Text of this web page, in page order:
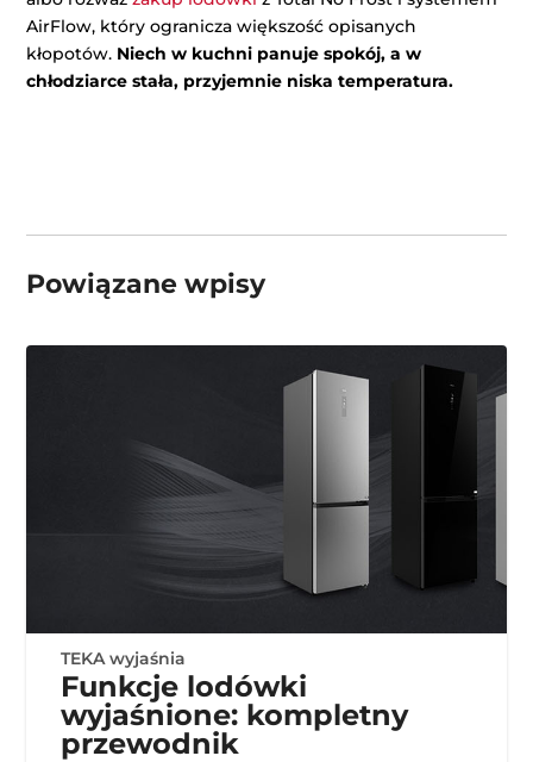
AirFlow, który ogranicza większość opisanych
kłopotów. Niech w kuchni panuje spokój, a w
chłodziarce stała, przyjemnie niska temperatura.
Powiązane wpisy
TEKA wyjaśnia
Funkcje lodówki
wyjaśnione: kompletny
przewodnik